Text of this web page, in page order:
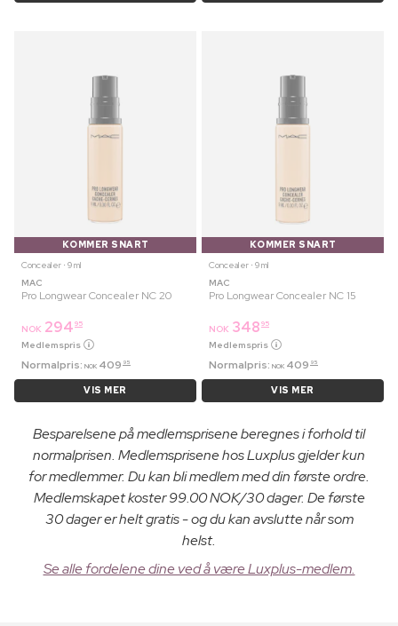
KOMMER SNART
Concealer ⋅ 9 ml
MAC
Pro Longwear Concealer NC 20
NOK 294 95
Medlemspris
Normalpris: NOK 409 95
VIS MER
KOMMER SNART
Concealer ⋅ 9 ml
MAC
Pro Longwear Concealer NC 15
NOK 348 95
Medlemspris
Normalpris: NOK 409 95
VIS MER
Besparelsene på medlemsprisene beregnes i forhold til
normalprisen. Medlemsprisene hos Luxplus gjelder kun
for medlemmer. Du kan bli medlem med din første ordre.
Medlemskapet koster 99.00 NOK/30 dager. De første
30 dager er helt gratis - og du kan avslutte når som
helst.
Se alle fordelene dine ved å være Luxplus-medlem.